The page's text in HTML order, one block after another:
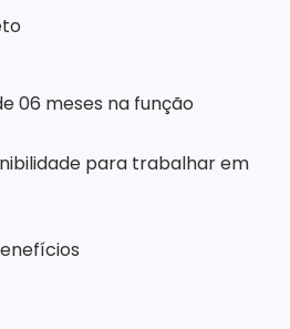
06 meses na função
para trabalhar em